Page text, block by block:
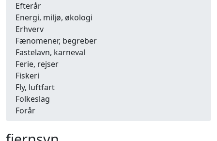
Efterår
Energi, miljø, økologi
Erhverv
Fænomener, begreber
Fastelavn, karneval
Ferie, rejser
Fiskeri
Fly, luftfart
Folkeslag
Forår